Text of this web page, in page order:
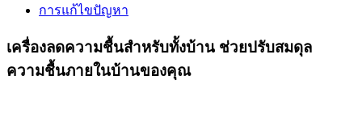
การแก้ไขปัญหา
เครื่องลดความชื้นสำหรับทั้งบ้าน ช่วยปรับสมดุล
ความชื้นภายในบ้านของคุณ